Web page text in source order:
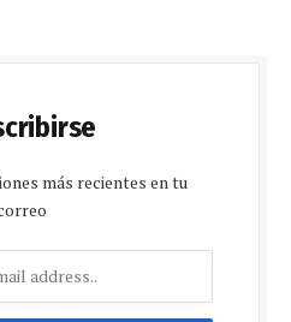
más recientes en tu